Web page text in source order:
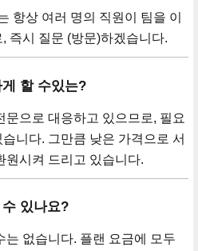
항상 여러 명의 직원이 팀을 이
즉시 질문 (방문)하겠습니다.
할 수있는?
문으로 대응하고 있으므로, 필요
니다. 그만큼 낮은 가격으로 서
원시켜 드리고 있습니다.
있나요?
는 없습니다. 플랜 요금에 모두